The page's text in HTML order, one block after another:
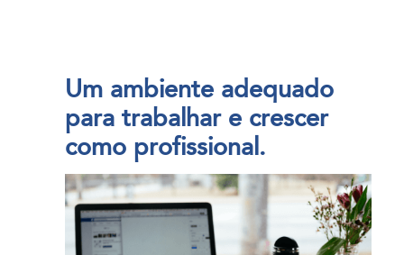
Um ambiente adequado
para trabalhar e crescer
como profissional.